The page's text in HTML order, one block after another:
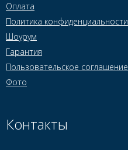
Оплата
Политика конфиденциальности
Шоурум
Гарантия
Пользовательское соглашение
Фото
Контакты